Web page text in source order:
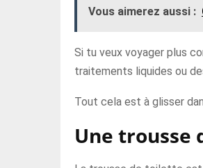
Vous aimerez aussi :
Si tu veux voyager plus
traitements liquides ou
Tout cela est à glisser
Une trousse